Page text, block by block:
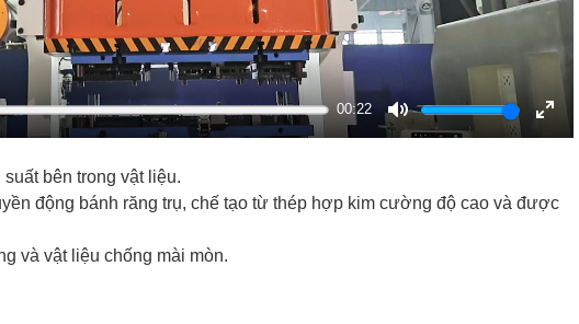
00:22
Mute
Enter
bên trong vật liệu.
động bánh răng trụ, chế tạo từ thép hợp kim cường độ cao và được
và vật liệu chống mài mòn.